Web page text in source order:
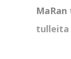
tulleita